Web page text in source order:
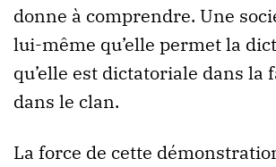
donne à comprendre. Une
lui-même qu’elle permet la
qu’elle est dictatoriale dans la
dans le clan.
La force de cette